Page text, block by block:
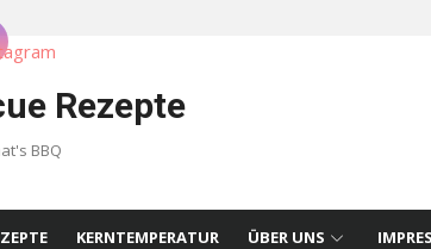
Rezepte
BBQ
KERNTEMPERATUR ÜBER UNS